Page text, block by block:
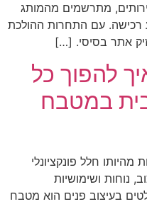
מתרשמים מהמותג
רכישה. עם התחרות ההולכת
אתר בסיסי. […]
להפוך כל
במטבח
חלל פונקציונלי
נוחות ושימושיות
בעיצוב פנים הוא מטבח